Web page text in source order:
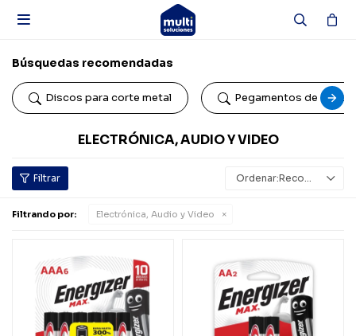

Búsquedas recomendadas
Discos para corte metal Pegamentos de
ELECTRÓNICA, AUDIO Y VIDEO
Recomendados
Filtrando por: Electrónica, Audio y Video